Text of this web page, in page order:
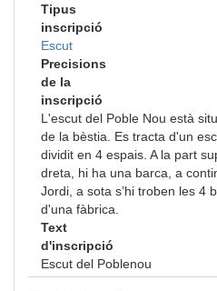
Tipus
inscripció
Escut
Precisions
de la
inscripció
L'escut del Poble Nou està
de la bèstia. Es tracta d'un
dividit en 4 espais. A la part
dreta, hi ha una barca, a
Jordi, a sota s’hi troben les 4
d'una fàbrica.
Text
d'inscripció
Escut del Poblenou